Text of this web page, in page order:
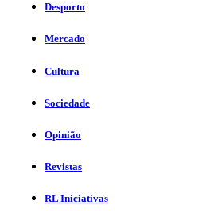
Desporto
Mercado
Cultura
Sociedade
Opinião
Revistas
RL Iniciativas